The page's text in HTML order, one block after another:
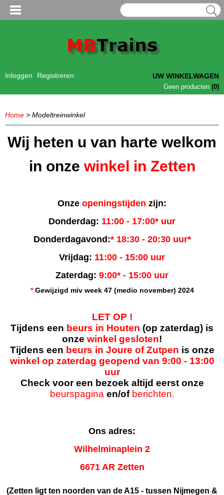
Inloggen Registreren UW WINKELWAGEN
Geen producten (0)
Home > Modeltreinwinkel
Wij heten u van harte welkom
in onze winkel in Zetten
Onze openingstijden zijn:
Donderdag: 11:00 - 17:00* uur
Donderdagavond:* 18:30 - 20:30 uur*
Vrijdag: 11:00 - 15:00 uur
Zaterdag: 9:00* - 15:00 uur
*Gewijzigd miv week 47 (medio november) 2024
LET OP !
Tijdens een beurs in Houten (op zaterdag) is
onze winkel gesloten!
Tijdens een beurs in Joure of Zutpen is onze
winkel op zaterdag geopend van 9:00 - 13:00
uur
Check voor een bezoek altijd eerst onze
beurspagina en/of berichten.
Ons adres:
Wilhelminaplein 2
6671 AR Zetten
(Zetten ligt ten noorden van de A15 - tussen Nijmegen &